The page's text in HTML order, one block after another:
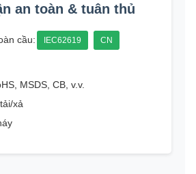
an toàn & tuân thủ
cầu: IEC62619 CN
MSDS, CB, v.v.
xả